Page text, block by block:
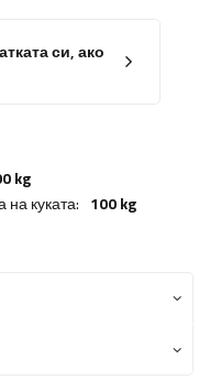
си, ако
kg
куката: 100 kg